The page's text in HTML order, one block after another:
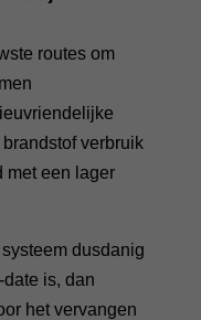
routes om
verbruik
met een lager
dusdanig
is, dan
het vervangen